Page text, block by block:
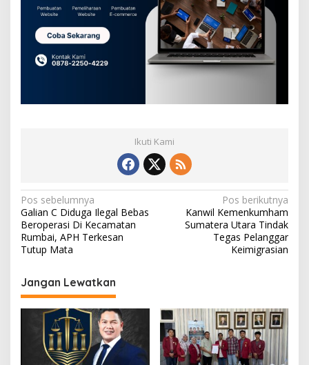
Ikuti Kami
N
a
v
i
g
a
Pos sebelumnya
Galian C Diduga Ilegal Bebas
Beroperasi Di Kecamatan
Rumbai, APH Terkesan
Tutup Mata
Pos berikutnya
Kanwil Kemenkumham
Sumatera Utara Tindak
Tegas Pelanggar
Keimigrasian
Jangan Lewatkan